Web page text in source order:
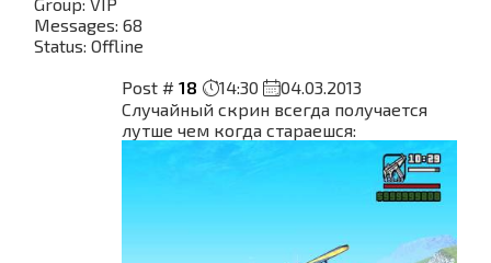
Messages: 68
Status: Offline
Post # 18 14:30
04.03.2013
Случайный скрин всегда получается
лутше чем когда стараешся: